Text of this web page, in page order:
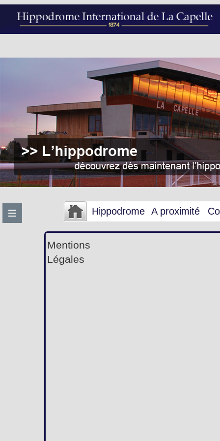
Hippodrome A proximité
Mentions
Légales